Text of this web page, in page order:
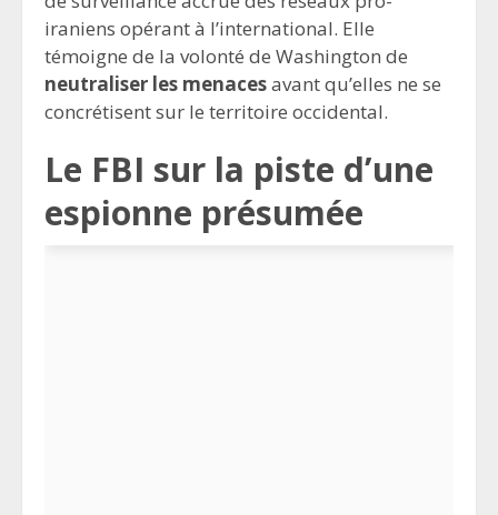
iraniens opérant à l’international. Elle
témoigne de la volonté de Washington de
neutraliser les menacesavant qu’elles ne se
concrétisent sur le territoire occidental.
Le FBI sur la piste d’une
espionne présumée